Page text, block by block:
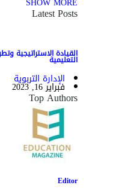
Latest Posts
القيادة الاستراتيجية
التعليمية
الإدارة التربوية
فبراير 16, 2023
Top Authors
Editor